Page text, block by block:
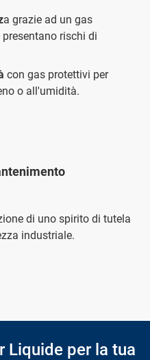
a grazie ad un gas
rischi di
con gas protettivi per
o all'umidità.
di uno spirito di tutela
industriale.
Liquide per la tua